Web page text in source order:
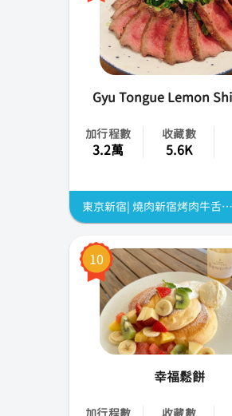
Gyu Tongue Lemon
加行程數
3.2萬
收藏數
5.6K
東京新宿| 燒肉新宿烤肉牛舌檸檬(新宿烤肉牛舌檸檬本店)|僅座位預訂
10
幸福鬆餅
加行程數 收藏數